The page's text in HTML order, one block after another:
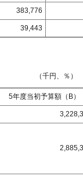
383,776
39,443
（千円、％）
5年度当初予算額（B）